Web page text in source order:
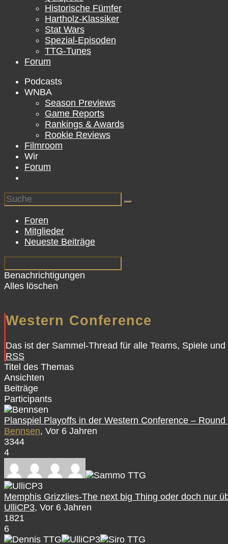
Historische Fümfer
Hartholz-Klassiker
Stat Wars
Spezial-Episoden
TTG-Tunes
Forum
Podcasts
WNBA
Season Previews
Game Reports
Rankings & Awards
Rookie Reviews
Filmroom
Wir
Forum
Foren
Mitglieder
Neueste Beiträge
Benachrichtigungen
Alles löschen
Western Conference
Das ist der Sammel-Thread für alle Teams, Spiele
RSS
Titel des Themas
Ansichten
Beiträge
Participants
Planspiel Playoffs in der Western Conference – Round
Bennsen, Vor 6 Jahren
3344
4
Memphis Grizzlies-The next big Thing oder doch nur
UlliCP3, Vor 6 Jahren
1821
6